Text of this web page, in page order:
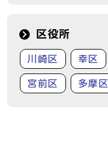
区役所
川崎区 幸区
宮前区 多摩区